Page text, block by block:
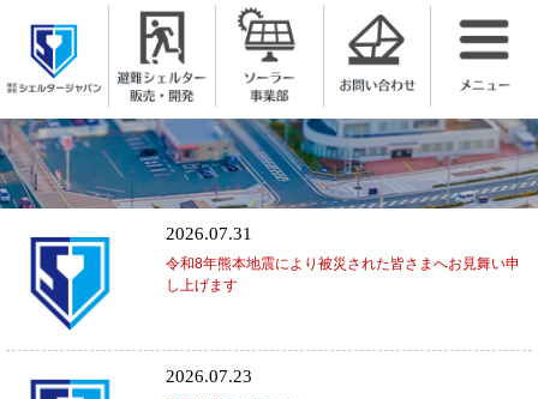
株式会社シェルタージャパン
2026.07.31
令和8年熊本地震により被災された皆さまへお見舞い申
し上げます
2026.07.23